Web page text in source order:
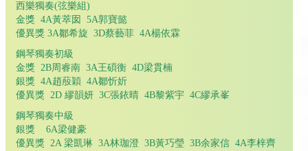
西樂獨奏(弦樂組)
金獎 4A黃萃囡 5A郭寶懿
優異獎 3A鄒希旋 3D蔡藝菲 4A楊依霖
鋼琴獨奏初級
金獎 2B周睿南 3A王碩衡 4D梁貫楠
銀獎 4A趙蒑穎 4A鄒忻妡
優異獎 2D 繆韻妍 3C張銥晴 4B黎紫宇 4C繆承峯
鋼琴獨奏中級
銀獎 6A梁健豪
優異獎 2A 梁凱琳 3A林珈澄 3B黃巧瑩 3B余家信 4A李梓齊